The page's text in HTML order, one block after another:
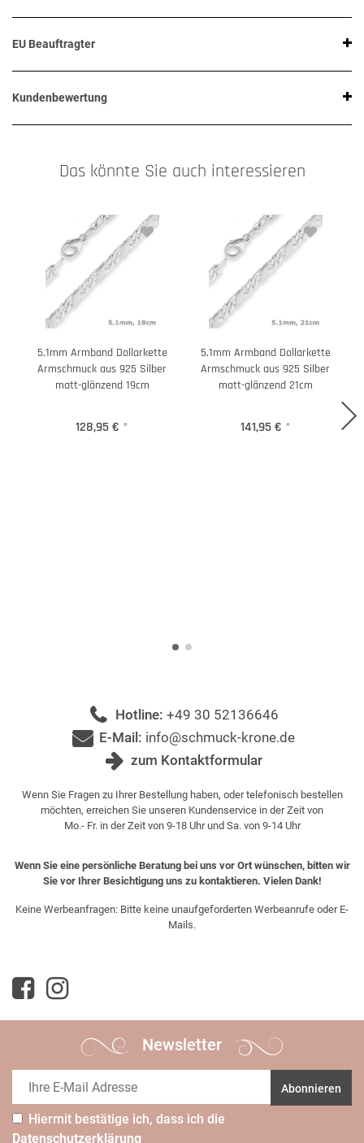
EU Beauftragter
Kundenbewertung
Das könnte Sie auch interessieren
5,1mm Armband Dollarkette
Armschmuck aus 925 Silber
matt-glänzend 19cm
128,95 € *
5,1mm Armband Dollarkette
Armschmuck aus 925 Silber
matt-glänzend 21cm
141,95 € *
Hotline: +49 30 52136646
E-Mail: info@schmuck-krone.de
zum Kontaktformular
Wenn Sie Fragen zu Ihrer Bestellung haben, oder telefonisch bestellen
möchten, erreichen Sie unseren Kundenservice in der Zeit von
Mo.- Fr. in der Zeit von 9-18 Uhr und Sa. von 9-14 Uhr
Wenn Sie eine persönliche Beratung bei uns vor Ort wünschen, bitten wir
Sie vor Ihrer Besichtigung uns zu kontaktieren. Vielen Dank!
Keine Werbeanfragen: Bitte keine unaufgeforderten Werbeanrufe oder E-
Mails.
Newsletter
Abonnieren
Hiermit bestätige ich, dass ich die
Daten­schutz­erklärung